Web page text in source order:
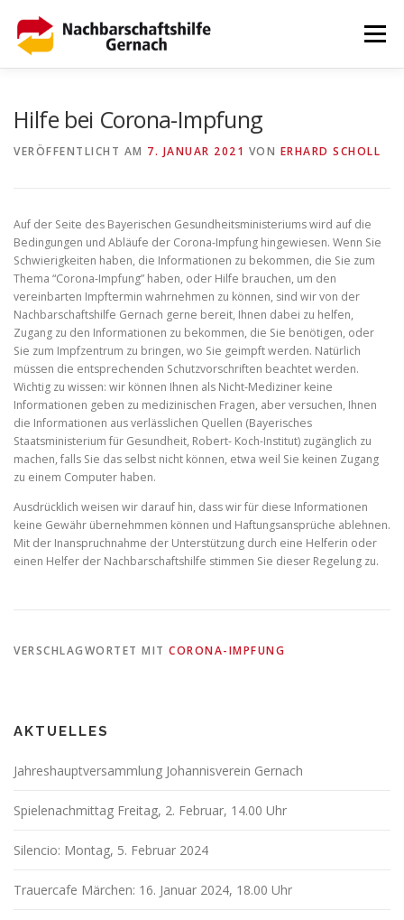
Inhalt
springen
Menü
Hilfe bei Corona-Impfung
VERÖFFENTLICHT AM 7. JANUAR 2021 VON ERHARD SCHOLL
Auf der Seite des Bayerischen Gesundheitsministeriums wird auf die
Bedingungen und Abläufe der Corona-Impfung hingewiesen. Wenn Sie
Schwierigkeiten haben, die Informationen zu bekommen, die Sie zum
Thema “Corona-Impfung” haben, oder Hilfe brauchen, um den
vereinbarten Impftermin wahrnehmen zu können, sind wir von der
Nachbarschaftshilfe Gernach gerne bereit, Ihnen dabei zu helfen,
Zugang zu den Informationen zu bekommen, die Sie benötigen, oder
Sie zum Impfzentrum zu bringen, wo Sie geimpft werden. Natürlich
müssen die entsprechenden Schutzvorschriften beachtet werden.
Wichtig zu wissen: wir können Ihnen als Nicht-Mediziner keine
Informationen geben zu medizinischen Fragen, aber versuchen, Ihnen
die Informationen aus verlässlichen Quellen (Bayerisches
Staatsministerium für Gesundheit, Robert- Koch-Institut) zugänglich zu
machen, falls Sie das selbst nicht können, etwa weil Sie keinen Zugang
zu einem Computer haben.
Ausdrücklich weisen wir darauf hin, dass wir für diese Informationen
keine Gewähr übernehmmen können und Haftungsansprüche ablehnen.
Mit der Inanspruchnahme der Unterstützung durch eine Helferin oder
einen Helfer der Nachbarschaftshilfe stimmen Sie dieser Regelung zu.
VERSCHLAGWORTET MIT CORONA-IMPFUNG
AKTUELLES
Jahreshauptversammlung Johannisverein Gernach
Spielenachmittag Freitag, 2. Februar, 14.00 Uhr
Silencio: Montag, 5. Februar 2024
Trauercafe Märchen: 16. Januar 2024, 18.00 Uhr